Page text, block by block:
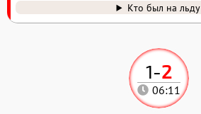
1-2
06:11
Кто был на льду